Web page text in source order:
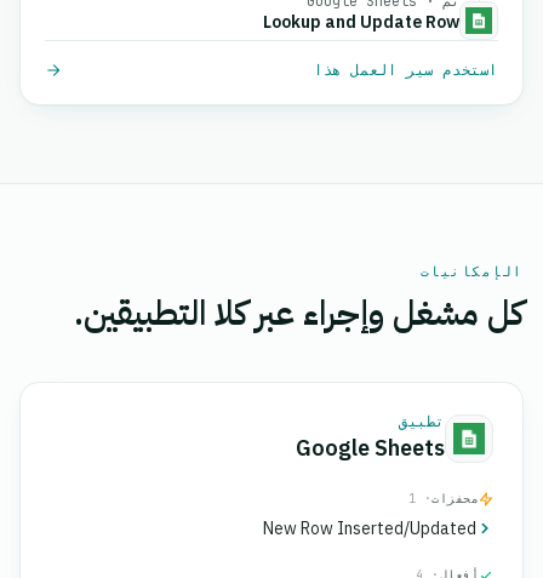
Lookup and Update Row
استخدم سير العمل هذا
الإمكانيات
كل مشغل وإجراء عبر كلا التطبيقين.
تطبيق
Google Sheets
محفزات· 1
New Row Inserted/Updated